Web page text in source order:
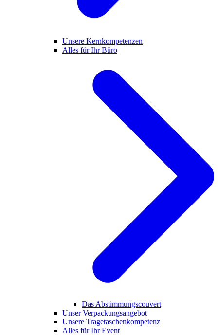
Unsere Kernkompetenzen
Alles für Ihr Büro
Das Abstimmungscouvert
Unser Verpackungsangebot
Unsere Tragetaschenkompetenz
Alles für Ihr Event